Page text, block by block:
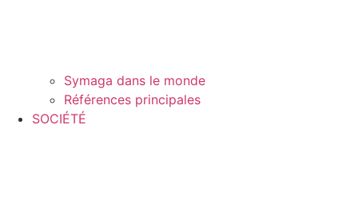
Symaga dans le monde
Références principales
SOCIÉTÉ